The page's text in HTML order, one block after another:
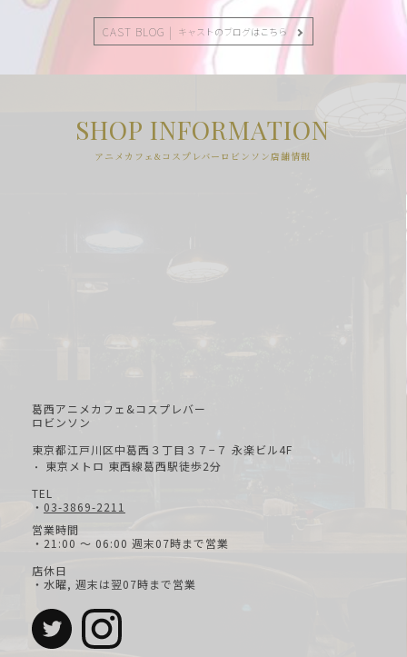
CAST BLOG | キャストのブログはこちら
SHOP INFORMATION
アニメカフェ&コスプレバーロビンソン店舗情報
葛西アニメカフェ&コスプレバー
ロビンソン
東京都江戸川区中葛西３丁目３７−７ 永楽ビル4F
・
東京メトロ 東西線葛西駅徒歩2分
TEL
・ 03-3869-2211
営業時間
・21:00 ～ 06:00 週末07時まで営業
店休日
・水曜, 週末は翌07時まで営業